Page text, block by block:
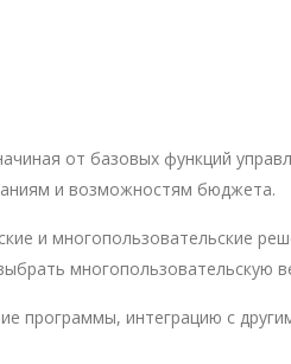
от базовых функций
и возможностям бюджета.
и многопользовательские
многопользовательскую
программы, интеграцию с